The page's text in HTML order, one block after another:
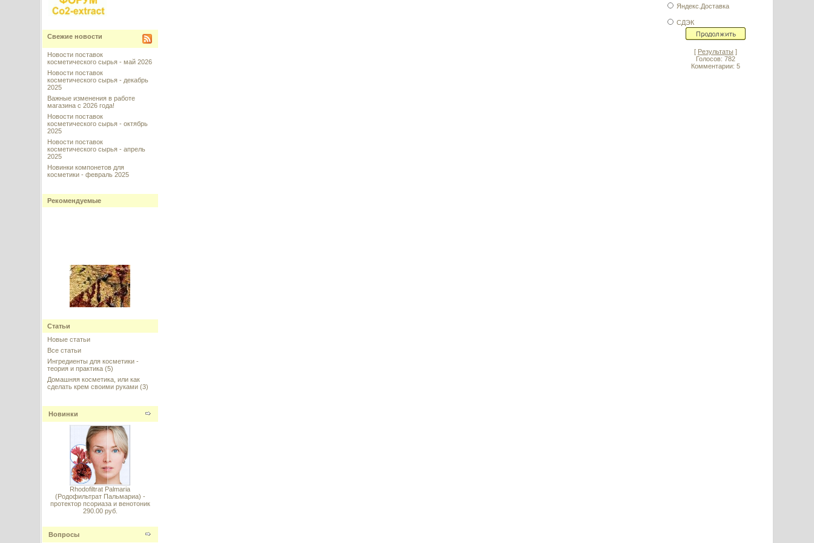
Свежие новости
Новости поставок
косметического сырья - май 2026
Новости поставок
косметического сырья - декабрь
2025
Важные изменения в работе
магазина с 2026 года!
Новости поставок
косметического сырья - октябрь
2025
Новости поставок
косметического сырья - апрель
2025
Новинки компонетов для
косметики - февраль 2025
Рекомендуемые
Dragon's Blood (Дракона кровь)
BADD (bis-aminopropyl diglycol
dimaleate) - активная молекула
Olaplex для полного
восстановления структуры
волос
---------
Sepilift (Сепилифт), Seppic,
Франция
Статьи
Новые статьи
Все статьи
Ингредиенты для косметики -
теория и практика(5)
Домашняя косметика, или как
сделать крем своими руками(3)
Новинки
Rhodofiltrat Palmaria
(Родофильтрат Пальмариа) -
протектор псориаза и венотоник
290.00 руб.
Вопросы
Яндекс.Доставка
СДЭК
[ Результаты ]
Голосов: 782
Комментарии: 5